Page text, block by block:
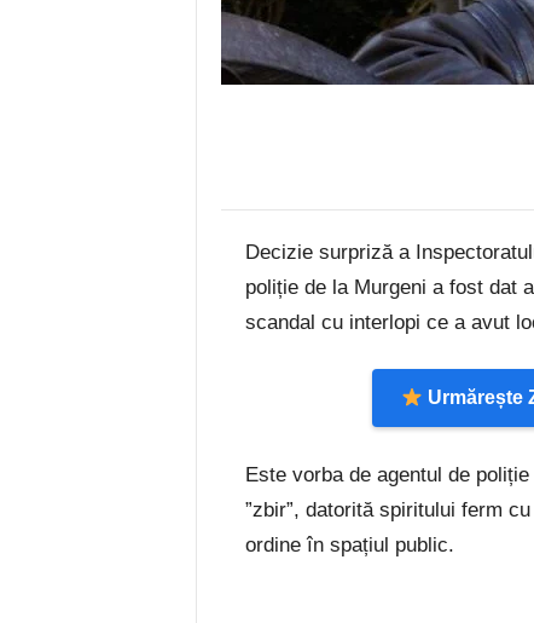
Decizie surpriză a
poliție de la Murgeni a fost dat
scandal cu interlopi ce a avut
Urmărește
Este vorba de agentul de
”zbir”, datorită spiritului ferm
ordine în spațiul public.